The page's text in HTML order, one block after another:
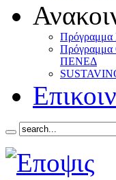
ΠΕΝΕΔ